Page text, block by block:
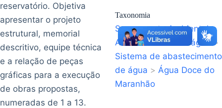
reservatório. Objetiva
apresentar o projeto
estrutural, memorial
descritivo, equipe técnica
e a relação de peças
gráficas para a execução
de obras propostas,
numeradas de 1 a 13.
Taxonomia
Saneamento Ambiental>
Abastecimento de água>
Sistema de abastecimento
de água > Água Doce do
Maranhão